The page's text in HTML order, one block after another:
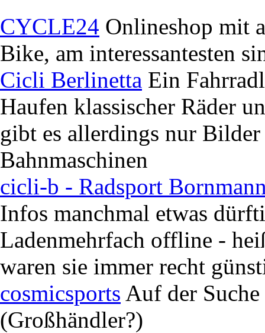
CYCLE24 Onlineshop mit
Bike, am interessantesten
Cicli Berlinetta Ein
Haufen klassischer Räder
gibt es allerdings nur
Bahnmaschinen
cicli-b - Radsport
Infos manchmal etwas
Ladenmehrfach offline -
waren sie immer recht
cosmicsports Auf der
(Großhändler?)